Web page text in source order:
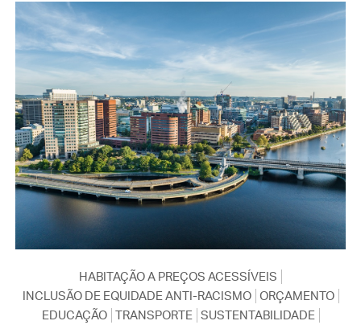
HABITAÇÃO A PREÇOS ACESSÍVEIS
INCLUSÃO DE EQUIDADE ANTI-RACISMO ORÇAMENTO
EDUCAÇÃO TRANSPORTE SUSTENTABILIDADE